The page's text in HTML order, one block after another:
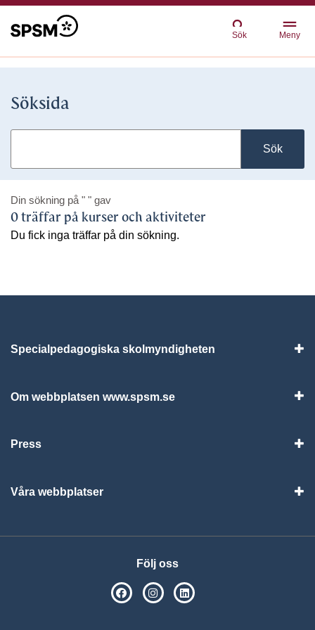
Sök Meny
Söksida
Sök
Din sökning på " " gav
0 träffar på kurser och aktiviteter
Du fick inga träffar på din sökning.
Specialpedagogiska skolmyndigheten
Om webbplatsen www.spsm.se
Press
Våra webbplatser
Följ oss
SPSM på Facebook
SPSM på Instagram